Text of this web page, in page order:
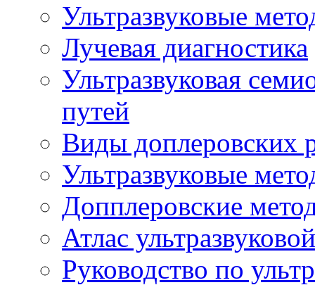
Ультразвуковые
Лучевая диагностика
Ультразвуковая
путей
Виды доплеровских
Ультразвуковые
Допплеровские
Атлас
Руководство по